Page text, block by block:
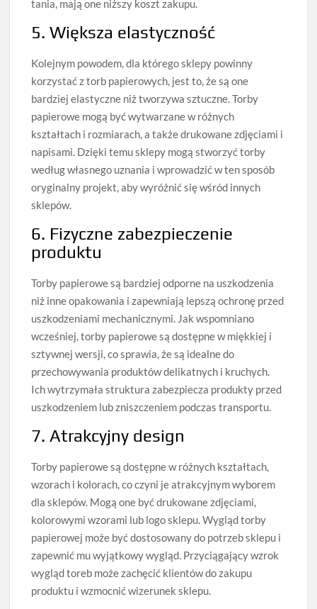
tania, mają one niższy koszt zakupu.
5. Większa elastyczność
Kolejnym powodem, dla którego sklepy powinny
korzystać z torb papierowych, jest to, że są one
bardziej elastyczne niż tworzywa sztuczne. Torby
papierowe mogą być wytwarzane w różnych
kształtach i rozmiarach, a także drukowane zdjęciami i
napisami. Dzięki temu sklepy mogą stworzyć torby
według własnego uznania i wprowadzić w ten sposób
oryginalny projekt, aby wyróżnić się wśród innych
sklepów.
6. Fizyczne zabezpieczenie
produktu
Torby papierowe są bardziej odporne na uszkodzenia
niż inne opakowania i zapewniają lepszą ochronę przed
uszkodzeniami mechanicznymi. Jak wspomniano
wcześniej, torby papierowe są dostępne w miękkiej i
sztywnej wersji, co sprawia, że są idealne do
przechowywania produktów delikatnych i kruchych.
Ich wytrzymała struktura zabezpiecza produkty przed
uszkodzeniem lub zniszczeniem podczas transportu.
7. Atrakcyjny design
Torby papierowe są dostępne w różnych kształtach,
wzorach i kolorach, co czyni je atrakcyjnym wyborem
dla sklepów. Mogą one być drukowane zdjęciami,
kolorowymi wzorami lub logo sklepu. Wygląd torby
papierowej może być dostosowany do potrzeb sklepu i
zapewnić mu wyjątkowy wygląd. Przyciągający wzrok
wygląd toreb może zachęcić klientów do zakupu
produktu i wzmocnić wizerunek sklepu.